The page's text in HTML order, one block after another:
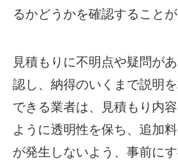
るかどうかを確認することが
見積もりに不明点や疑問が
認し、納得のいくまで説明
できる業者は、見積もり内
ように透明性を保ち、追加
が発生しないよう、事前に